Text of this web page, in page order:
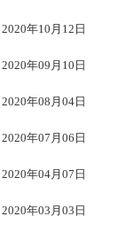
2020年10月12日
2020年09月10日
2020年08月04日
2020年07月06日
2020年04月07日
2020年03月03日